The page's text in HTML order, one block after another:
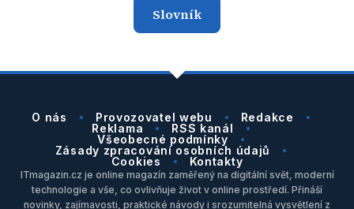
Slovník
O nás Provozovatel webu
Redakce
Reklama
RSS kanál
Všeobecné podmínky
Zásady zpracování osobních údajů
Cookies
Kontakty
ITmagazin.cz je online magazín zaměřený na digitální svět, moderní
technologie a vše, co ovlivňuje život v online prostředí. Přináší
novinky, zajímavosti, praktické návody i srozumitelná vysvětlení z